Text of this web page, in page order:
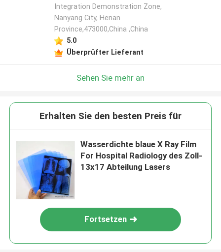
Integration Demonstration Zone,
Nanyang City, Henan
Province,473000,China ,China
5.0
Überprüfter Lieferant
Sehen Sie mehr an
Erhalten Sie den besten Preis für
Wasserdichte blaue X Ray Film
For Hospital Radiology des Zoll-
13x17 Abteilung Lasers
Fortsetzen